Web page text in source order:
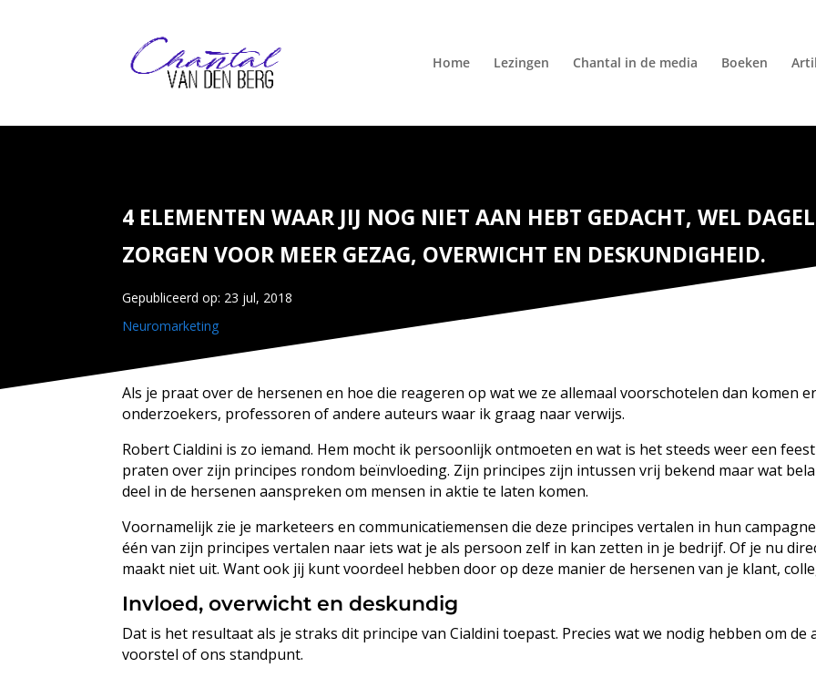
Home Lezingen Chantal in de media Boeken
4 ELEMENTEN WAAR JIJ NOG NIET AAN HEBT GEDACHT, WEL
ZORGEN VOOR MEER GEZAG, OVERWICHT EN DESKUNDIGHEID.
Gepubliceerd op: 23 jul, 2018
Neuromarketing
Als je praat over de hersenen en hoe die reageren op wat we ze allemaal voorschotelen dan komen
onderzoekers, professoren of andere auteurs waar ik graag naar verwijs.
Robert Cialdini is zo iemand. Hem mocht ik persoonlijk ontmoeten en wat is het steeds weer een
praten over zijn principes rondom beïnvloeding. Zijn principes zijn intussen vrij bekend maar wat
deel in de hersenen aanspreken om mensen in aktie te laten komen.
Voornamelijk zie je marketeers en communicatiemensen die deze principes vertalen in hun
één van zijn principes vertalen naar iets wat je als persoon zelf in kan zetten in je bedrijf. Of je nu
maakt niet uit. Want ook jij kunt voordeel hebben door op deze manier de hersenen van je klant,
Invloed, overwicht en deskundig
Dat is het resultaat als je straks dit principe van Cialdini toepast. Precies wat we nodig hebben om
voorstel of ons standpunt.